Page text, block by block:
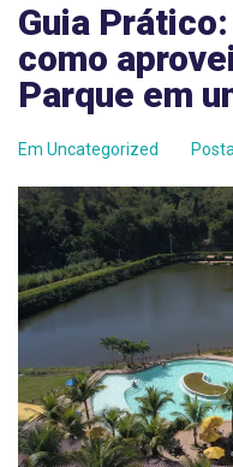
Guia
como
Parque em
Em Uncategorized